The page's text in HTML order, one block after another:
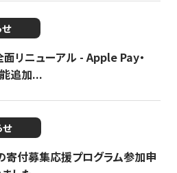
面リニューアル - Apple Pay・
追加...
せ
寄付募集応援プログラム参加申